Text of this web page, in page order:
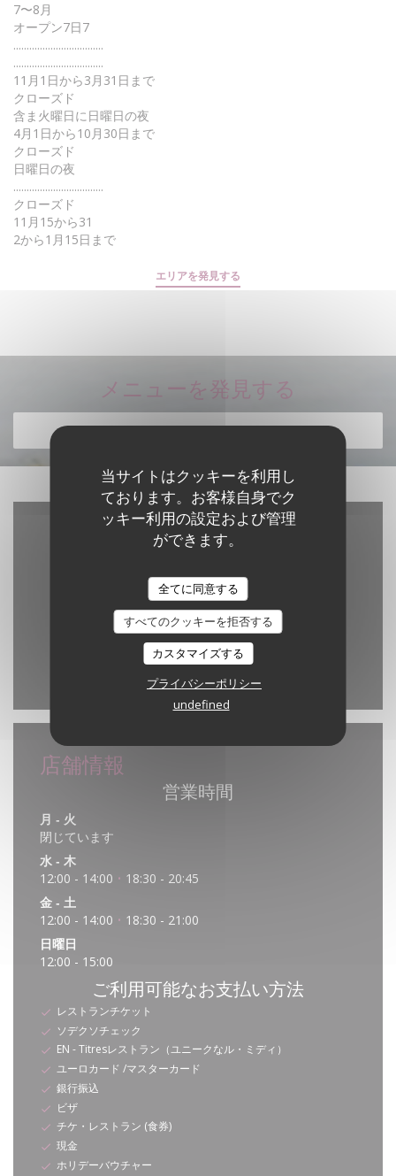
当サイトはクッキーを利用し
ております。お客様自身でク
ッキー利用の設定および管理
ができます。
全てに同意する
すべてのクッキーを拒否する
カスタマイズする
プライバシーポリシー
undefined
7〜8月
オープン7日7
..................................
..................................
11月1日から3月31日まで
クローズド
含ま火曜日に日曜日の夜
4月1日から10月30日まで
クローズド
日曜日の夜
..................................
クローズド
11月15から31
2から1月15日まで
エリアを発見する
メニューを発見する
メニューを発見する
Waze Map が無効になっています。
店舗情報
営業時間
月 - 火
閉じています
水- 木
12:00 - 14:00 • 18:30 - 20:45
金- 土
12:00 - 14:00 • 18:30 - 21:00
日曜日
12:00 - 15:00
ご利用可能なお支払い方法
レストランチケット
ソデクソチェック
EN - Titresレストラン（ユニークなル・ミディ）
ユーロカード /マスターカード
銀行振込
ビザ
チケ・レストラン (食券)
現金
ホリデーバウチャー